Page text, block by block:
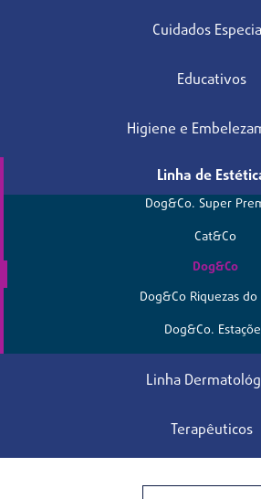
Cuidados
Educativos
Higiene e
Linha de
Dog&Co. Super
Cat&Co
Dog&Co
Dog&Co Riquezas
Dog&Co.
Linha
Terapêuticos